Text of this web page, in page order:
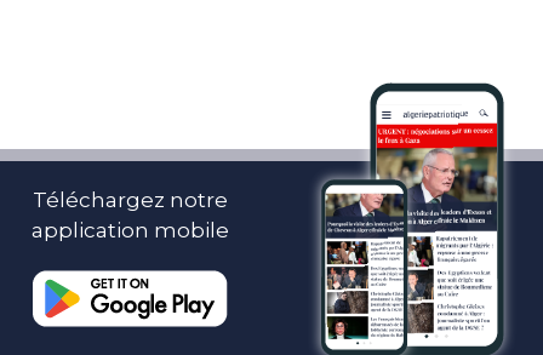
Téléchargez notre
application mobile